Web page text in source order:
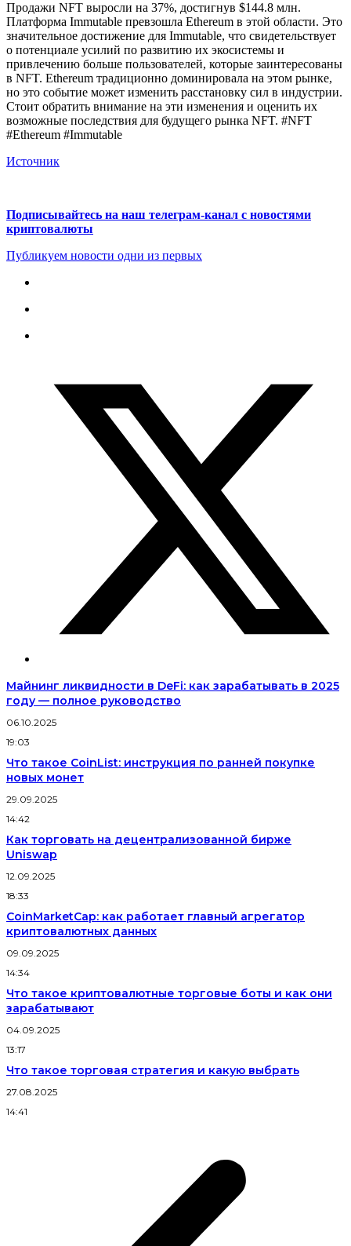
Продажи NFT выросли на 37%, достигнув $144.8 млн.
Платформа Immutable превзошла Ethereum в этой области. Это
значительное достижение для Immutable, что свидетельствует
о потенциале усилий по развитию их экосистемы и
привлечению больше пользователей, которые заинтересованы
в NFT. Ethereum традиционно доминировала на этом рынке,
но это событие может изменить расстановку сил в индустрии.
Стоит обратить внимание на эти изменения и оценить их
возможные последствия для будущего рынка NFT. #NFT
#Ethereum #Immutable
Источник
Подписывайтесь на наш телеграм-канал с новостями
криптовалюты
Публикуем новости одни из первых
Майнинг ликвидности в DeFi: как зарабатывать в 2025
году — полное руководство
06.10.2025
19:03
Что такое CoinList: инструкция по ранней покупке
новых монет
29.09.2025
14:42
Как торговать на децентрализованной бирже
Uniswap
12.09.2025
18:33
CoinMarketCap: как работает главный агрегатор
криптовалютных данных
09.09.2025
14:34
Что такое криптовалютные торговые боты и как они
зарабатывают
04.09.2025
13:17
Что такое торговая стратегия и какую выбрать
27.08.2025
14:41